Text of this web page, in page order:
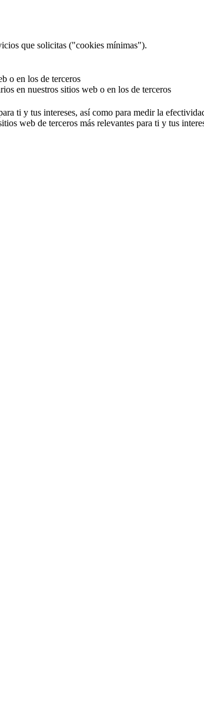
que solicitas ("cookies mínimas").
o en los de terceros
en nuestros sitios web o en los de terceros
ti y tus intereses, así como para medir la
web de terceros más relevantes para ti y tus